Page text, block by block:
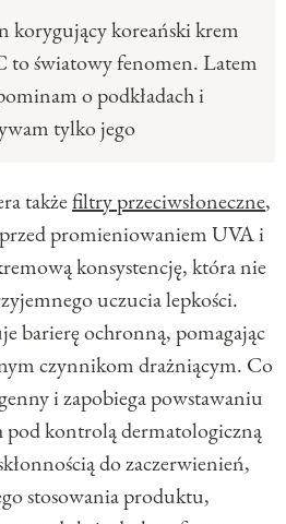
korygujący koreański krem
to światowy fenomen. Latem
o podkładach i
tylko jego
takżefiltry przeciwsłoneczne,
promieniowaniem UVA i
konsystencję, która nie
uczucia lepkości.
barierę ochronną, pomagając
czynnikom drażniącym. Co
i zapobiega powstawaniu
pod kontrolą dermatologiczną
do zaczerwienień,
stosowania produktu,